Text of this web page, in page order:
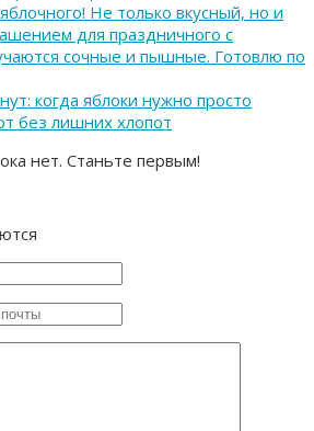
Не только вкусный, но и
для праздничного с
сочные и пышные. Готовлю по
когда яблоки нужно просто
без лишних хлопот
нет. Станьте первым!